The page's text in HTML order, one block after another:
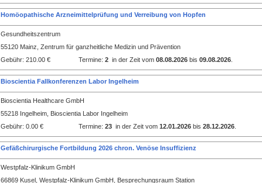
Homöopathische Arzneimittelprüfung und Verreibung von Hopfen
Gesundheitszentrum
55120 Mainz, Zentrum für ganzheitliche Medizin und Prävention
Gebühr: 210.00 € Termine: 2 in der Zeit vom 08.08.2026 bis 09.08.2026
Bioscientia Fallkonferenzen Labor Ingelheim
Bioscientia Healthcare GmbH
55218 Ingelheim, Bioscientia Labor Ingelheim
Gebühr: 0.00 € Termine: 23 in der Zeit vom 12.01.2026 bis 28.12.2026
Gefäßchirurgische Fortbildung 2026 chron. Venöse Insuffizienz
Westpfalz-Klinikum GmbH
66869 Kusel, Westpfalz-Klinikum GmbH, Besprechungsraum Station